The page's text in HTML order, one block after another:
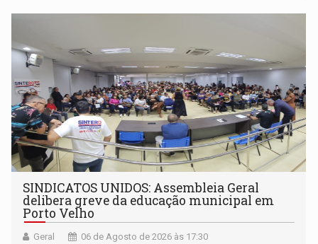
SINDICATOS UNIDOS: Assembleia Geral
delibera greve da educação municipal em
Porto Velho
Geral 06 de Agosto de 2026 às 17:30